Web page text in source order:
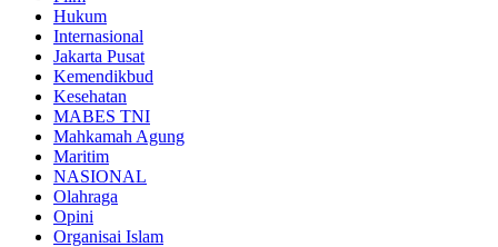
Hukum
Internasional
Jakarta Pusat
Kemendikbud
Kesehatan
MABES TNI
Mahkamah Agung
Maritim
NASIONAL
Olahraga
Opini
Organisai Islam